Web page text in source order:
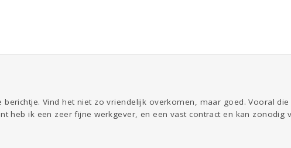
Vind het niet zo vriendelijk overkomen, maar goed. Vooral die
heb ik een zeer fijne werkgever, en een vast contract en kan zonodig